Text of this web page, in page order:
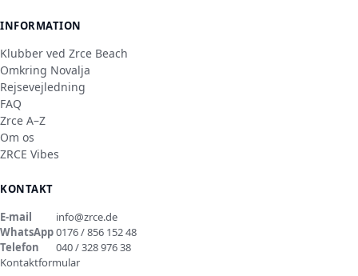
INFORMATION
Klubber ved Zrce Beach
Omkring Novalja
Rejsevejledning
FAQ
Zrce A–Z
Om os
ZRCE Vibes
KONTAKT
E-mail
info@zrce.de
WhatsApp0176 / 856 152 48
Telefon
040 / 328 976 38
Kontaktformular